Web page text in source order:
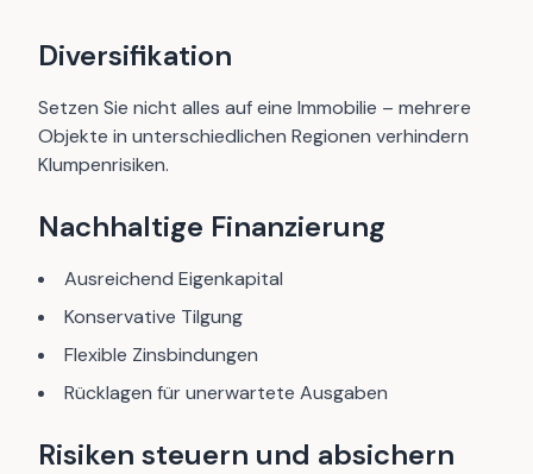
Diversifikation
Setzen Sie nicht alles auf eine Immobilie – mehrere
Objekte in unterschiedlichen Regionen verhindern
Klumpenrisiken.
Nachhaltige Finanzierung
Ausreichend Eigenkapital
Konservative Tilgung
Flexible Zinsbindungen
Rücklagen für unerwartete Ausgaben
Risiken steuern und absichern